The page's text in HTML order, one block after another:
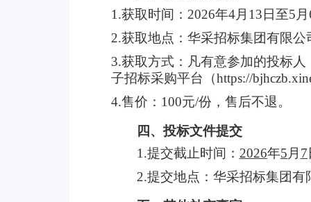
1.获取时间：2026年4月13日至5
2.获取地点：华采招标集团有限公
3.获取方式：凡有意参加的投标
子招标采购平台（https://
4.售价：100元/份，售后不退。
四、投标文件提交
1.提交截止时间： 2026年5 月 7
2.提交地点：华采招标集团有